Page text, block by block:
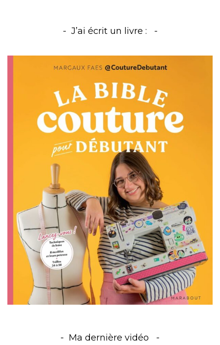
J’ai écrit un livre :
Ma dernière vidéo